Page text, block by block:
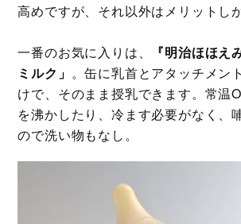
高めですが、それ以外はメリットし
一番のお気に入りは、
『明治ほほえ
ミルク」 。缶に乳首とアタッチメン
けで、そのまま授乳できます。常温
を沸かしたり、冷ます必要がなく、
ので洗い物もなし。